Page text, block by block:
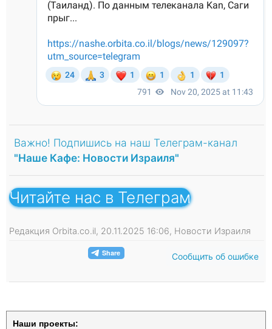
Важно! Подпишись на наш Телеграм-канал
"Наше Кафе: Новости Израиля"
Читайте нас в Телеграм
Редакция Orbita.co.il, 20.11.2025 16:06, Новости Израиля
Сообщить об ошибке
Наши проекты: